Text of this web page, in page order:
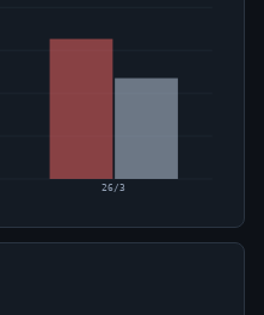
26/3